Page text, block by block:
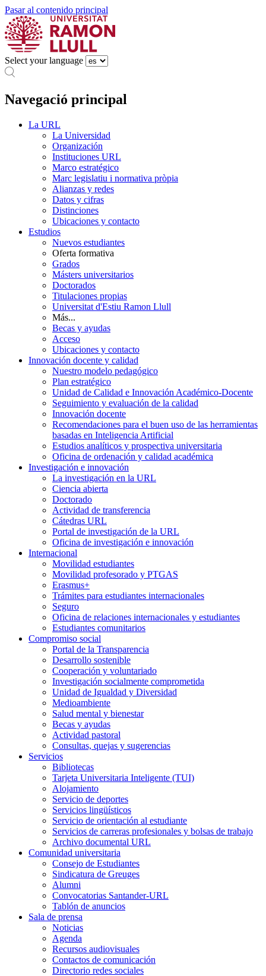
Pasar al contenido principal
Select your language
Navegació principal
La URL
La Universidad
Organización
Instituciones URL
Marco estratégico
Marc legislatiu i normativa pròpia
Alianzas y redes
Datos y cifras
Distinciones
Ubicaciones y contacto
Estudios
Nuevos estudiantes
Oferta formativa
Grados
Másters universitarios
Doctorados
Titulaciones propias
Universitat d'Estiu Ramon Llull
Más...
Becas y ayudas
Acceso
Ubicaciones y contacto
Innovación docente y calidad
Nuestro modelo pedagógico
Plan estratégico
Unidad de Calidad e Innovación Académico-Docente
Seguimiento y evaluación de la calidad
Innovación docente
Recomendaciones para el buen uso de las herramientas
basadas en Inteligencia Artificial
Estudios analíticos y prospectiva universitaria
Oficina de ordenación y calidad académica
Investigación e innovación
La investigación en la URL
Ciencia abierta
Doctorado
Actividad de transferencia
Cátedras URL
Portal de investigación de la URL
Oficina de investigación e innovación
Internacional
Movilidad estudiantes
Movilidad profesorado y PTGAS
Erasmus+
Trámites para estudiantes internacionales
Seguro
Oficina de relaciones internacionales y estudiantes
Estudiantes comunitarios
Compromiso social
Portal de la Transparencia
Desarrollo sostenible
Cooperación y voluntariado
Investigación socialmente comprometida
Unidad de Igualdad y Diversidad
Medioambiente
Salud mental y bienestar
Becas y ayudas
Actividad pastoral
Consultas, quejas y sugerencias
Servicios
Bibliotecas
Tarjeta Universitaria Inteligente (TUI)
Alojamiento
Servicio de deportes
Servicios lingüísticos
Servicio de orientación al estudiante
Servicios de carreras profesionales y bolsas de trabajo
Archivo documental URL
Comunidad universitaria
Consejo de Estudiantes
Sindicatura de Greuges
Alumni
Convocatorias Santander-URL
Tablón de anuncios
Sala de prensa
Noticias
Agenda
Recursos audiovisuales
Contactos de comunicación
Directorio redes sociales